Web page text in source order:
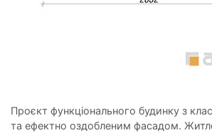
Проєкт функціонального будинку з
та ефектно оздобленим фасадом.